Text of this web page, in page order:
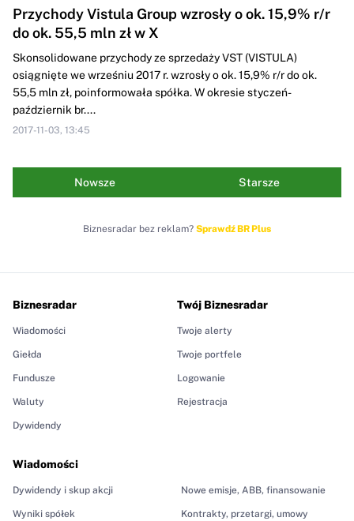
Przychody Vistula Group wzrosły o ok. 15,9% r/r
do ok. 55,5 mln zł w X
Skonsolidowane przychody ze sprzedaży VST (VISTULA)
osiągnięte we wrześniu 2017 r. wzrosły o ok. 15,9% r/r do ok.
55,5 mln zł, poinformowała spółka. W okresie styczeń-
październik br....
2017-11-03, 13:45
Nowsze Starsze
Biznesradar bez reklam? Sprawdź BR Plus
Biznesradar
Wiadomości
Giełda
Fundusze
Waluty
Dywidendy
Wiadomości
Dywidendy i skup akcji
Wyniki spółek
Nowe emisje, ABB, finansowanie
Kontrakty, przetargi, umowy
Twój Biznesradar
Twoje alerty
Twoje portfele
Logowanie
Rejestracja